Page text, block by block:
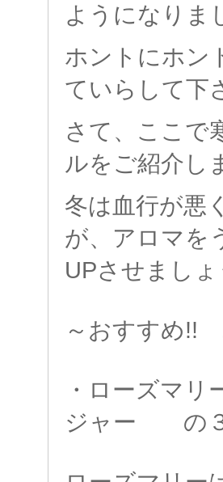
ようになりま
ホントにホン
ていらして下
さて、ここで
ルをご紹介し
冬は血行が悪
が、アロマを
UPさせましょ
～おすすめ!!
・ローズ
ジャー の３